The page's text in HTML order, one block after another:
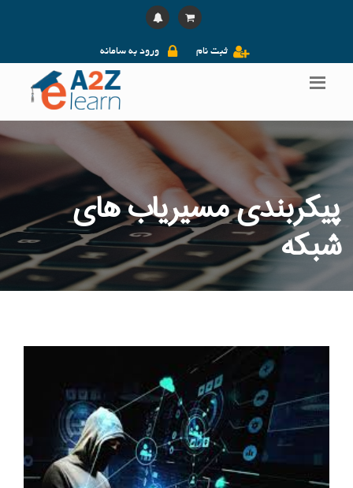
ورود به سامانه ثبت نام
پیکربندی مسیریاب های
شبکه